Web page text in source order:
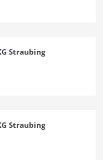
Straubing
Straubing